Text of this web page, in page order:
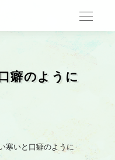
癖のように
寒いと口癖のように